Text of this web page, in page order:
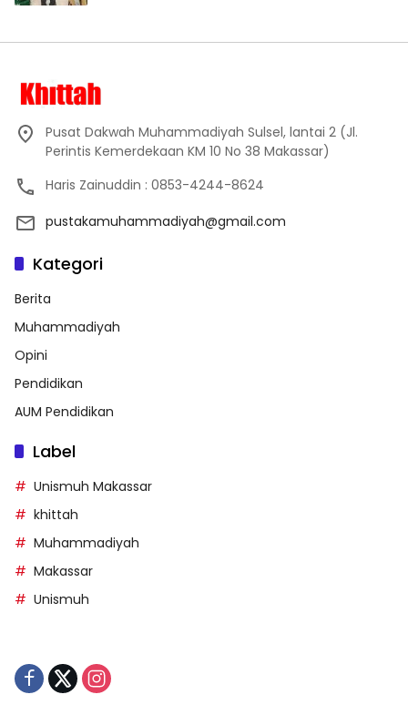
Pusat Dakwah Muhammadiyah Sulsel, lantai 2 (Jl.
Perintis Kemerdekaan KM 10 No 38 Makassar)
Haris Zainuddin : 0853-4244-8624
pustakamuhammadiyah@gmail.com
Kategori
Berita
Muhammadiyah
Opini
Pendidikan
AUM Pendidikan
Label
Unismuh Makassar
khittah
Muhammadiyah
Makassar
Unismuh